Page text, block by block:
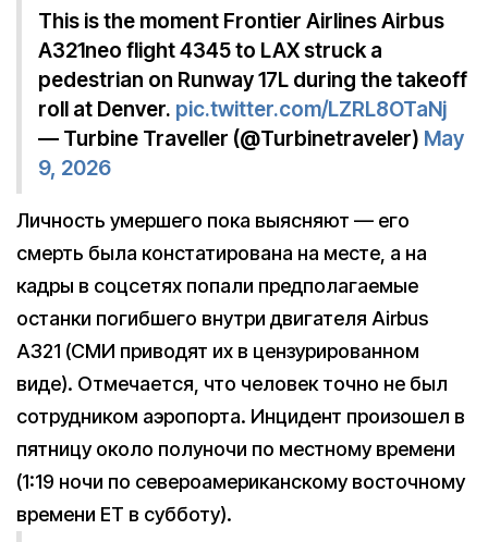
This is the moment Frontier Airlines Airbus
A321neo flight 4345 to LAX struck a
pedestrian on Runway 17L during the takeoff
roll at Denver. pic.twitter.com/LZRL8OTaNj
— Turbine Traveller (@Turbinetraveler) May
9, 2026
Личность умершего пока выясняют — его
смерть была констатирована на месте, а на
кадры в соцсетях попали предполагаемые
останки погибшего внутри двигателя Airbus
A321 (СМИ приводят их в цензурированном
виде). Отмечается, что человек точно не был
сотрудником аэропорта. Инцидент произошел в
пятницу около полуночи по местному времени
(1:19 ночи по североамериканскому восточному
времени ET в субботу).